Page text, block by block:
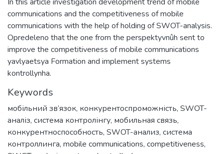
communications and the competitiveness of mobile
communications with the help of holding of SWOT-analysis.
Opredeleno that the one from the perspektyvnûh sent to
improve the competitiveness of mobile communications
yavlyaetsya Formation and implement systems
kontrollynha.
Keywords
мобільний зв’язок, конкурентоспроможність, SWOT-
аналіз, система контролінгу, мобильная связь,
конкурентноспособность, SWOT-анализ, система
контроллинга, mobile communications, competitiveness,